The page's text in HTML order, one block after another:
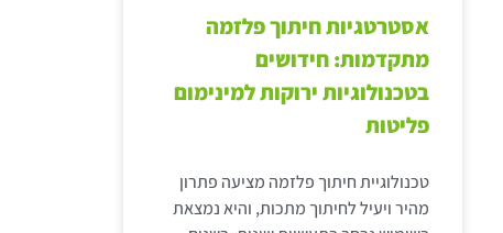
אסטרטגיות חיתוך פלזמה
מתקדמות: חידושים
בטכנולוגיות ירוקות למינימום
פליטות
טכנולוגיית חיתוך פלזמה מציעה פתרון
מהיר ויעיל לחיתוך מתכות, והיא נמצאת